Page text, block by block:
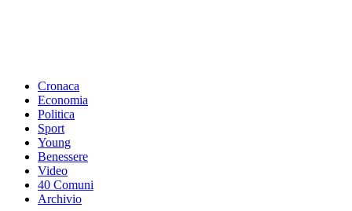
Cronaca
Economia
Politica
Sport
Young
Benessere
Video
40 Comuni
Archivio